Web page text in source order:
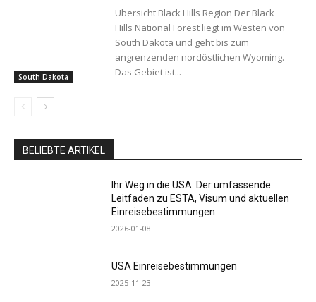
South Dakota
Übersicht Black Hills Region Der Black
Hills National Forest liegt im Westen von
South Dakota und geht bis zum
angrenzenden nordöstlichen Wyoming.
Das Gebiet ist...
BELIEBTE ARTIKEL
Ihr Weg in die USA: Der umfassende
Leitfaden zu ESTA, Visum und aktuellen
Einreisebestimmungen
2026-01-08
USA Einreisebestimmungen
2025-11-23